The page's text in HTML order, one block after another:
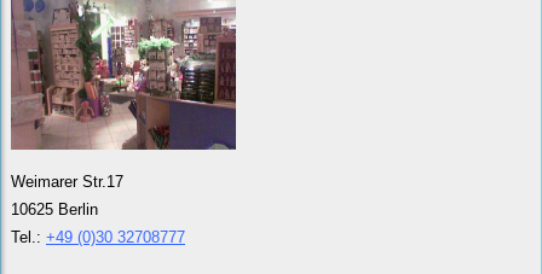
Weimarer Str.17
10625 Berlin
Tel.: +49 (0)30 32708777